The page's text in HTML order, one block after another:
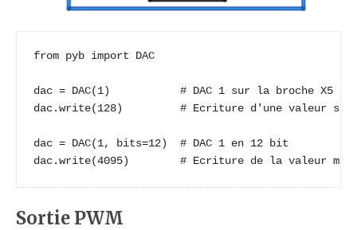
from pyb import DAC
dac = DAC(1)           # DAC 1 sur la broche X5
dac.write(128)         # Ecriture d'une valeur
dac = DAC(1, bits=12)  # DAC 1 en 12 bit
dac.write(4095)        # Ecriture de la valeur
Sortie PWM